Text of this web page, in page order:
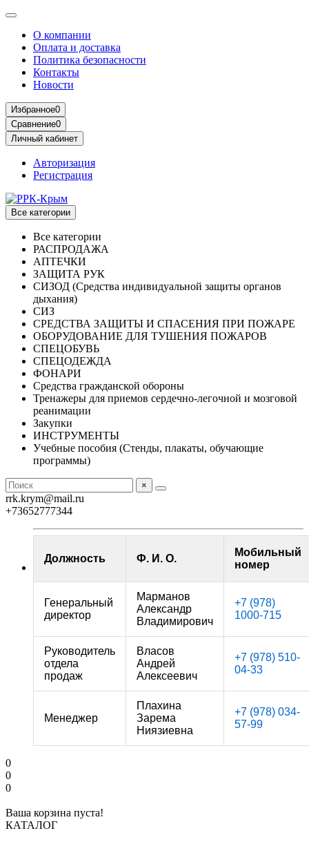
О компании
Оплата и доставка
Политика безопасности
Контакты
Новости
Избранное0
Сравнение0
Личный кабинет
Авторизация
Регистрация
Все категории
Все категории
РАСПРОДАЖА
АПТЕЧКИ
ЗАЩИТА РУК
СИЗОД (Средства индивидуальной защиты органов
дыхания)
СИЗ
СРЕДСТВА ЗАЩИТЫ И СПАСЕНИЯ ПРИ ПОЖАРЕ
ОБОРУДОВАНИЕ ДЛЯ ТУШЕНИЯ ПОЖАРОВ
СПЕЦОБУВЬ
СПЕЦОДЕЖДА
ФОНАРИ
Средства гражданской обороны
Тренажеры для приемов сердечно-легочной и мозговой
реанимации
Закупки
ИНСТРУМЕНТЫ
Учебные пособия (Стенды, плакаты, обучающие
программы)
×
rrk.krym@mail.ru
+73652777344
Должность Ф. И. О.
Мобильный
номер
Генеральный
директор
Марманов
Александр
Владимирович
+7 (978)
1000-715
Руководитель
отдела
продаж
Власов
Андрей
Алексеевич
+7 (978) 510-
04-33
Менеджер
Плахина
Зарема
Ниязиевна
+7 (978) 034-
57-99
0
0
0
Ваша корзина пуста!
КАТАЛОГ